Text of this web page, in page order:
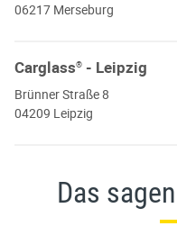
06217 Merseburg
Carglass® - Leipzig
Brünner Straße 8
04209 Leipzig
Das